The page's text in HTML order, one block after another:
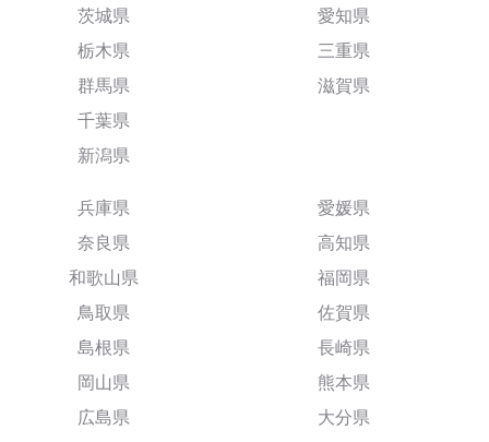
茨城県
栃木県
群馬県
千葉県
新潟県
愛知県
三重県
滋賀県
兵庫県
奈良県
和歌山県
鳥取県
島根県
岡山県
広島県
愛媛県
高知県
福岡県
佐賀県
長崎県
熊本県
大分県